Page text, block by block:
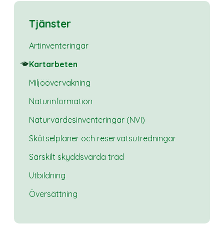
Tjänster
Artinventeringar
Kartarbeten
Miljöövervakning
Naturinformation
Naturvärdesinventeringar (NVI)
Skötselplaner och reservatsutredningar
Särskilt skyddsvärda träd
Utbildning
Översättning